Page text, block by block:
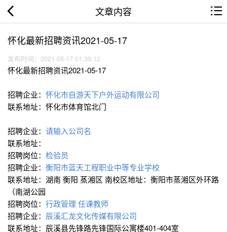
文章内容
怀化最新招聘资讯2021-05-17
发布时间：2021-05-17 01:30:12
怀化最新招聘资讯2021-05-17
招聘企业： 怀化市自游天下户外运动有限公司
联系地址：怀化市体育馆北门
招聘企业： 请输入公司名
联系地址：
招聘岗位： 检验员
招聘企业： 衡阳市蓝天工程职业中等专业学校
联系地址：湖南 衡阳 蒸湘区 南校区地址：衡阳市蒸湘区外环路
（南湖公园
招聘岗位： 行政管理 任课教师
招聘企业： 辰溪汇龙文化传媒有限公司
联系地址：辰溪县先锋路先锋国际公寓楼401-404室